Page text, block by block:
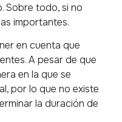
Sobre todo, si no
importantes.
en cuenta que
A pesar de que
en la que se
por lo que no existe
la duración de